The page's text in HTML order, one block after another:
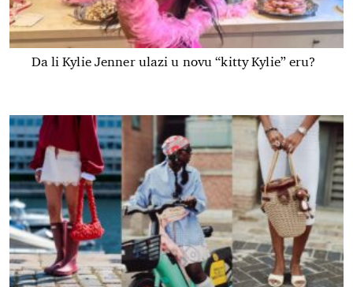
Da li Kylie Jenner ulazi u novu “kitty Kylie” eru?